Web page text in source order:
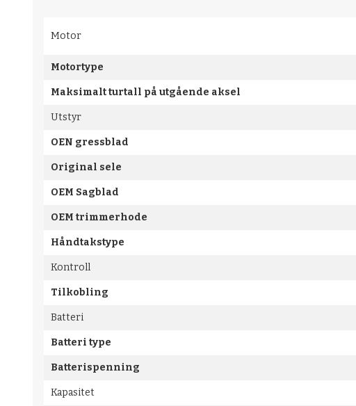
Motor
Motortype
Maksimalt turtall på utgående aksel
Utstyr
OEN gressblad
Original sele
OEM Sagblad
OEM trimmerhode
Håndtakstype
Kontroll
Tilkobling
Batteri
Batteri type
Batterispenning
Kapasitet